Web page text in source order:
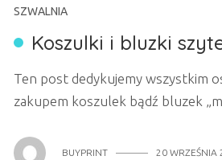
SZWALNIA
Koszulki i bluzki
Ten post dedykujemy wszystkim
zakupem koszulek bądź bluzek
szwalnię” omówiliśmy zalety
BUYPRINT 20 WRZEŚNIA